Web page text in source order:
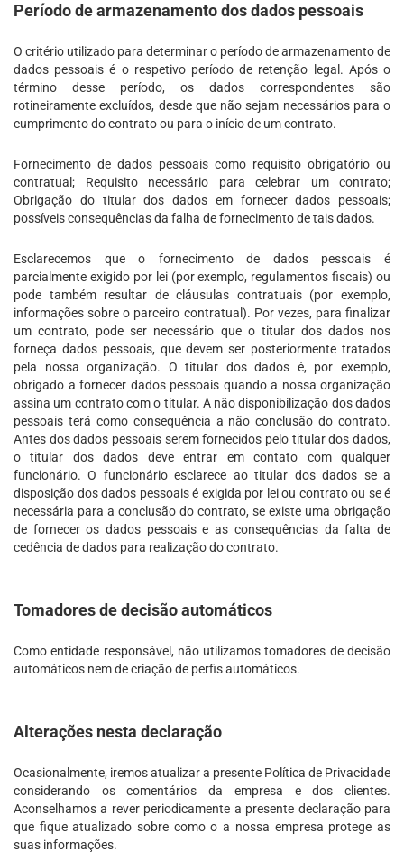
Período de armazenamento dos dados pessoais
O critério utilizado para determinar o período de armazenamento de
dados pessoais é o respetivo período de retenção legal. Após o
término desse período, os dados correspondentes são
rotineiramente excluídos, desde que não sejam necessários para o
cumprimento do contrato ou para o início de um contrato.
Fornecimento de dados pessoais como requisito obrigatório ou
contratual; Requisito necessário para celebrar um contrato;
Obrigação do titular dos dados em fornecer dados pessoais;
possíveis consequências da falha de fornecimento de tais dados.
Esclarecemos que o fornecimento de dados pessoais é
parcialmente exigido por lei (por exemplo, regulamentos fiscais) ou
pode também resultar de cláusulas contratuais (por exemplo,
informações sobre o parceiro contratual). Por vezes, para finalizar
um contrato, pode ser necessário que o titular dos dados nos
forneça dados pessoais, que devem ser posteriormente tratados
pela nossa organização. O titular dos dados é, por exemplo,
obrigado a fornecer dados pessoais quando a nossa organização
assina um contrato com o titular. A não disponibilização dos dados
pessoais terá como consequência a não conclusão do contrato.
Antes dos dados pessoais serem fornecidos pelo titular dos dados,
o titular dos dados deve entrar em contato com qualquer
funcionário. O funcionário esclarece ao titular dos dados se a
disposição dos dados pessoais é exigida por lei ou contrato ou se é
necessária para a conclusão do contrato, se existe uma obrigação
de fornecer os dados pessoais e as consequências da falta de
cedência de dados para realização do contrato.
Tomadores de decisão automáticos
Como entidade responsável, não utilizamos tomadores de decisão
automáticos nem de criação de perfis automáticos.
Alterações nesta declaração
Ocasionalmente, iremos atualizar a presente Política de Privacidade
considerando os comentários da empresa e dos clientes.
Aconselhamos a rever periodicamente a presente declaração para
que fique atualizado sobre como o a nossa empresa protege as
suas informações.